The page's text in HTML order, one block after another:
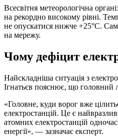
Всесвітня метеорологічна
на рекордно високому рівні.
не опускатися нижче +25°C.
на мережу.
Чому дефіцит
Найскладніша ситуація з
Ігнатьєв пояснює, що головний
«Головне, куди ворог вже
електростанцій. Це є
атомних електростанцій
енергії», — зазначає експерт.